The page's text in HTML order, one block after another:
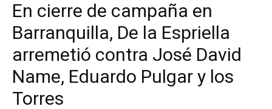
En cierre de campaña en
Barranquilla, De la Espriella
arremetió contra José David
Name, Eduardo Pulgar y los
Torres